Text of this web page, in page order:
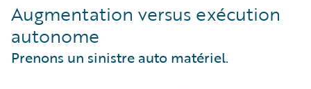
Augmentation versus exécution
autonome
Prenons un sinistre auto matériel.